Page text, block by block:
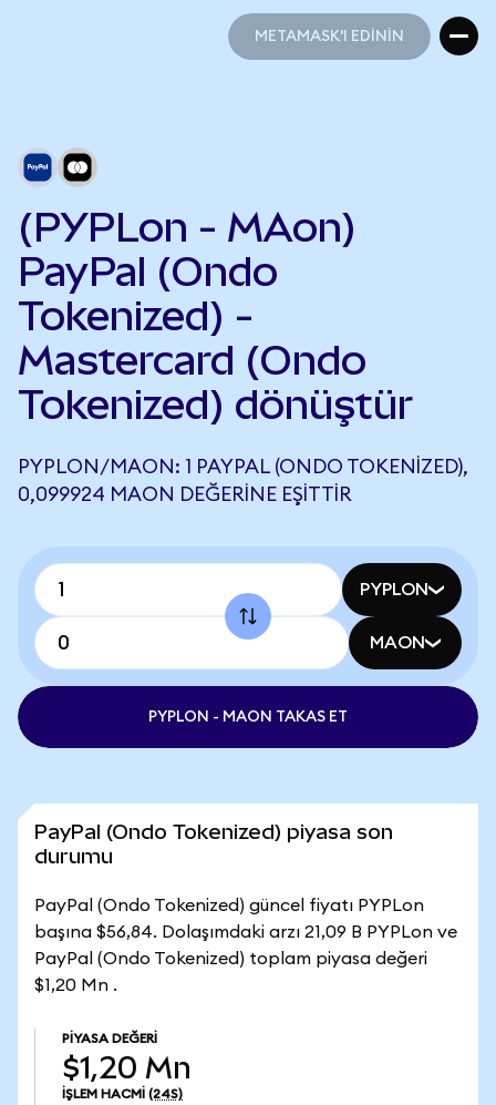
METAMASK'I EDİNİN
(PYPLon - MAon)
PayPal (Ondo
Tokenized) -
Mastercard (Ondo
Tokenized) dönüştür
PYPLON/MAON: 1 PAYPAL (ONDO TOKENIZED),
0,099924 MAON DEĞERINE EŞITTIR
PYPLON
MAON
PYPLON - MAON TAKAS ET
PayPal (Ondo Tokenized) piyasa son
durumu
PayPal (Ondo Tokenized) güncel fiyatı PYPLon
başına $56,84. Dolaşımdaki arzı 21,09 B PYPLon ve
PayPal (Ondo Tokenized) toplam piyasa değeri
$1,20 Mn .
PIYASA DEĞERI
$1,20 Mn
İŞLEM HACMI (24S)